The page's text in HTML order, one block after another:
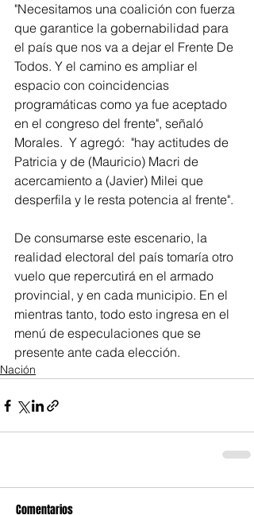
"Necesitamos una coalición con fuerza
que garantice la gobernabilidad para
el país que nos va a dejar el Frente De
Todos. Y el camino es ampliar el
espacio con coincidencias
programáticas como ya fue aceptado
en el congreso del frente", señaló
Morales.  Y agregó:  "hay actitudes de
Patricia y de (Mauricio) Macri de
acercamiento a (Javier) Milei que
desperfila y le resta potencia al frente".
De consumarse este escenario, la
realidad electoral del país tomaría otro
vuelo que repercutirá en el armado
provincial, y en cada municipio. En el
mientras tanto, todo esto ingresa en el
menú de especulaciones que se
presente ante cada elección.
Nación
Comentarios